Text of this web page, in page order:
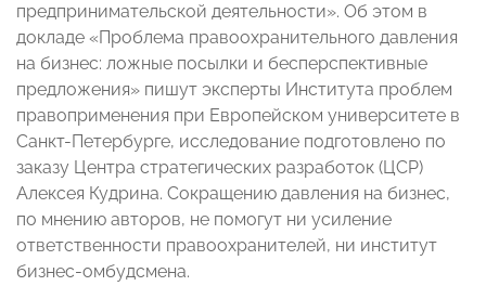
предпринимательской деятельности». Об этом в
докладе «Проблема правоохранительного давления
на бизнес: ложные посылки и бесперспективные
предложения» пишут эксперты Института проблем
правоприменения при Европейском университете в
Санкт-Петербурге, исследование подготовлено по
заказу Центра стратегических разработок (ЦСР)
Алексея Кудрина. Сокращению давления на бизнес,
по мнению авторов, не помогут ни усиление
ответственности правоохранителей, ни институт
бизнес-омбудсмена.